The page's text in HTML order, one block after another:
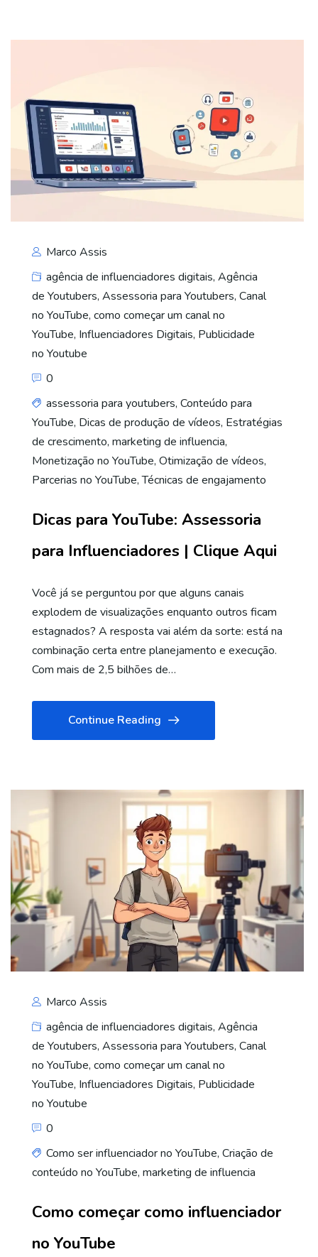
Marco Assis
agência de influenciadores digitais, Agência
de Youtubers, Assessoria para Youtubers, Canal
no YouTube, como começar um canal no
YouTube, Influenciadores Digitais, Publicidade
no Youtube
0
assessoria para youtubers, Conteúdo para
YouTube, Dicas de produção de vídeos, Estratégias
de crescimento, marketing de influencia,
Monetização no YouTube, Otimização de vídeos,
Parcerias no YouTube,Técnicas de engajamento
Dicas para YouTube: Assessoria
para Influenciadores | Clique Aqui
Você já se perguntou por que alguns canais
explodem de visualizações enquanto outros ficam
estagnados? A resposta vai além da sorte: está na
combinação certa entre planejamento e execução.
Com mais de 2,5 bilhões de…
Continue Reading
Marco Assis
agência de influenciadores digitais, Agência
de Youtubers, Assessoria para Youtubers, Canal
no YouTube, como começar um canal no
YouTube, Influenciadores Digitais, Publicidade
no Youtube
0
Como ser influenciador no YouTube, Criação de
conteúdo no YouTube, marketing de influencia
Como começar como influenciador
no YouTube